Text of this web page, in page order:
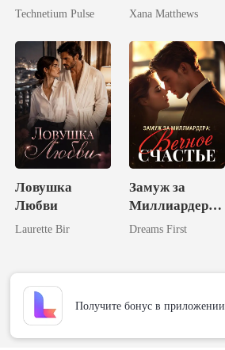
миллиардером
Technetium Pulse Xana Matthews
Ловушка
Любви
Laurette Bir
Замуж за
Миллиардера:
Вечное
Dreams First
Получите бонус в приложении